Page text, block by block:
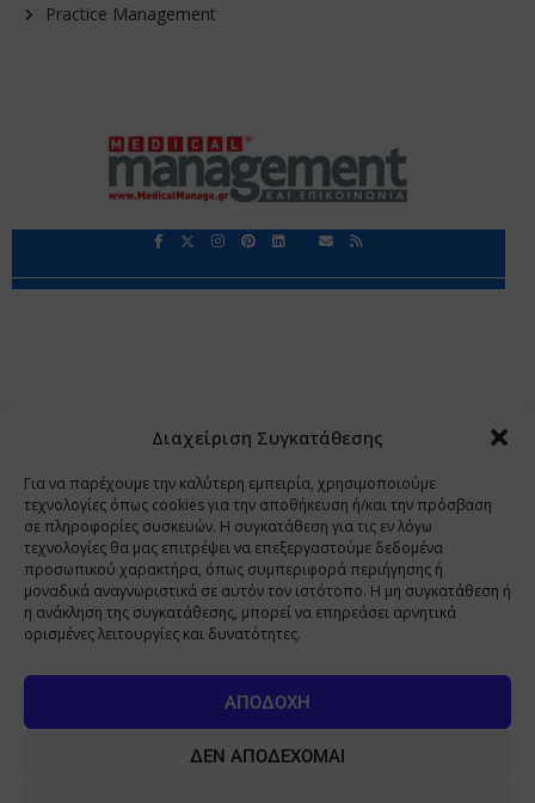
Διαχείριση Συγκατάθεσης
Για να παρέχουμε την καλύτερη εμπειρία, χρησιμοποιούμε
τεχνολογίες όπως cookies για την αποθήκευση ή/και την πρόσβαση
σε πληροφορίες συσκευών. Η συγκατάθεση για τις εν λόγω
τεχνολογίες θα μας επιτρέψει να επεξεργαστούμε δεδομένα
προσωπικού χαρακτήρα, όπως συμπεριφορά περιήγησης ή
μοναδικά αναγνωριστικά σε αυτόν τον ιστότοπο. Η μη συγκατάθεση ή
η ανάκληση της συγκατάθεσης, μπορεί να επηρεάσει αρνητικά
ορισμένες λειτουργίες και δυνατότητες.
ΑΠΟΔΟΧΉ
ΔΕΝ ΑΠΟΔΈΧΟΜΑΙ
Practice Management
Copyright 2009 - 2026 © Χαραμή Α.Ε.
www.PharmaManage.gr • www.HealthExpo.gr • www.YO.gr
•
www.GreekShares.com • www.eLearning-
PharmaManage.gr • www.Charami-SA.gr
Με την παραμονή σας σε αυτή δηλώνετε,
προβλέπονται από τις διατάξεις της παραγράφου 6 του άρθρου 22 του